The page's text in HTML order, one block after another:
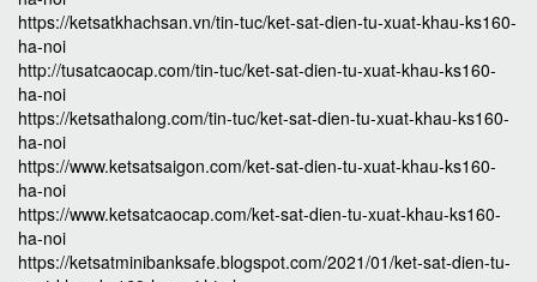
https://ketsatkhachsan.vn/tin-tuc/ket-sat-dien-tu-xuat-khau-ks160-
ha-noi
http://tusatcaocap.com/tin-tuc/ket-sat-dien-tu-xuat-khau-ks160-
ha-noi
https://ketsathalong.com/tin-tuc/ket-sat-dien-tu-xuat-khau-ks160-
ha-noi
https://www.ketsatsaigon.com/ket-sat-dien-tu-xuat-khau-ks160-
ha-noi
https://www.ketsatcaocap.com/ket-sat-dien-tu-xuat-khau-ks160-
ha-noi
https://ketsatminibanksafe.blogspot.com/2021/01/ket-sat-dien-tu-